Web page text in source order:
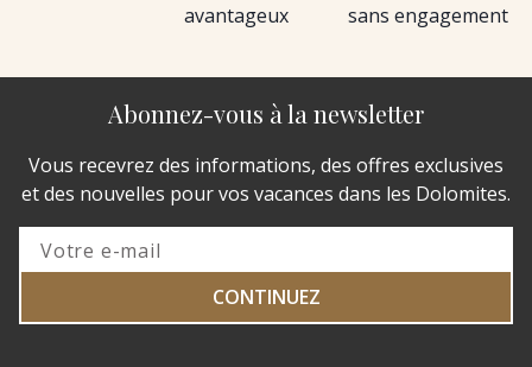
avantageux
sans engagement
Abonnez-vous à la newsletter
Vous recevrez des informations, des offres exclusives
et des nouvelles pour vos vacances dans les Dolomites.
CONTINUEZ